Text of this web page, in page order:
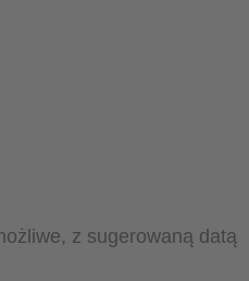
z sugerowaną datą